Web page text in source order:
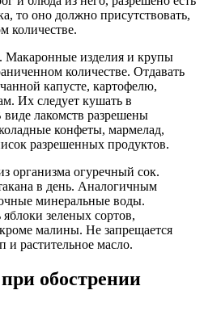
то оно должно присутствовать,
количестве.
Макаронные изделия и крупы
количестве. Отдавать
капусте, картофелю,
Их следует кушать в
лакомств разрешены
конфеты, мармелад,
разрешенных продуктов.
организма огуречный сок.
в день. Аналогичным
минеральные воды.
яблоки зеленых сортов,
малины. Не запрещается
растительное масло.
обострении